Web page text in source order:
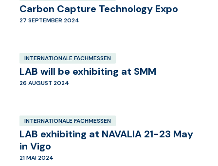
Carbon Capture Technology Expo
27 SEPTEMBER 2024
INTERNATIONALE FACHMESSEN
LAB will be exhibiting at SMM
26 AUGUST 2024
INTERNATIONALE FACHMESSEN
LAB exhibiting at NAVALIA 21-23 May
in Vigo
21 MAI 2024